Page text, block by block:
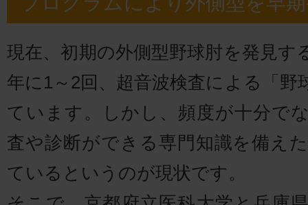
現在、初期の外側型野球肘を発見す
年に1～2回、超音波検査による「野
ています。しかし、頻度が十分で
査や診断ができる専門知識を備え
ているというのが現状です。